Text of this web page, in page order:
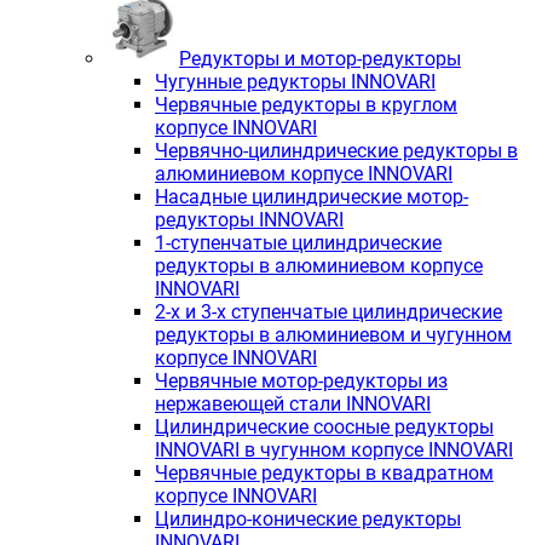
Редукторы и мотор-редукторы
Чугунные редукторы INNOVARI
Червячные редукторы в круглом
корпусе INNOVARI
Червячно-цилиндрические редукторы в
алюминиевом корпусе INNOVARI
Насадные цилиндрические мотор-
редукторы INNOVARI
1-ступенчатые цилиндрические
редукторы в алюминиевом корпусе
INNOVARI
2-х и 3-х ступенчатые цилиндрические
редукторы в алюминиевом и чугунном
корпусе INNOVARI
Червячные мотор-редукторы из
нержавеющей стали INNOVARI
Цилиндрические соосные редукторы
INNOVARI в чугунном корпусе INNOVARI
Червячные редукторы в квадратном
корпусе INNOVARI
Цилиндро-конические редукторы